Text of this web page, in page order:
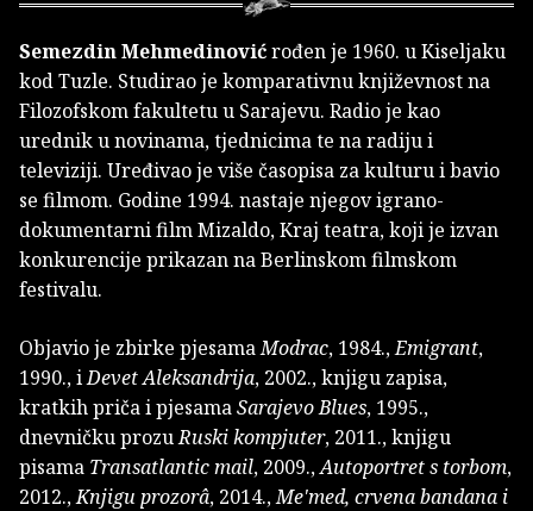
Semezdin Mehmedinovićrođen je 1960. u Kiseljaku
kod Tuzle. Studirao je komparativnu književnost na
Filozofskom fakultetu u Sarajevu. Radio je kao
urednik u novinama, tjednicima te na radiju i
televiziji. Uređivao je više časopisa za kulturu i bavio
se filmom. Godine 1994. nastaje njegov igrano-
dokumentarni film Mizaldo, Kraj teatra, koji je izvan
konkurencije prikazan na Berlinskom filmskom
festivalu.
Objavio je zbirke pjesamaModrac, 1984.,Emigrant,
1990., iDevet Aleksandrija, 2002., knjigu zapisa,
kratkih priča i pjesamaSarajevo Blues, 1995.,
dnevničku prozuRuski kompjuter, 2011., knjigu
pisama Transatlanticmail, 2009.,Autoportret s torbom,
2012.,Knjigu prozorâ, 2014.,Me'med, crvena bandana i